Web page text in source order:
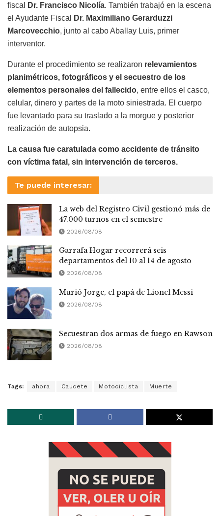
fiscal
Dr. Francisco Nicolía. También trabajó en la escena
el Ayudante Fiscal
Dr. Maximiliano Gerarduzzi
Marcovecchio, junto al cabo Aballay Luis, primer
interventor.
Durante el procedimiento se realizaron relevamientos
planimétricos, fotográficos y el secuestro de los
elementos personales del fallecido, entre ellos el casco,
celular, dinero y partes de la moto siniestrada. El cuerpo
fue levantado para su traslado a la morgue y posterior
realización de autopsia.
La causa fue caratulada como accidente de tránsito
con víctima fatal, sin intervención de terceros.
Te puede interesar:
La web del Registro Civil gestionó más de
47.000 turnos en el semestre
2026/08/08
Garrafa Hogar recorrerá seis
departamentos del 10 al 14 de agosto
2026/08/08
Murió Jorge, el papá de Lionel Messi
2026/08/08
Secuestran dos armas de fuego en Rawson
2026/08/08
Tags: ahora Caucete Motociclista Muerte